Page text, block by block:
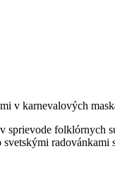
v karnevalových
v sprievode folklórnych